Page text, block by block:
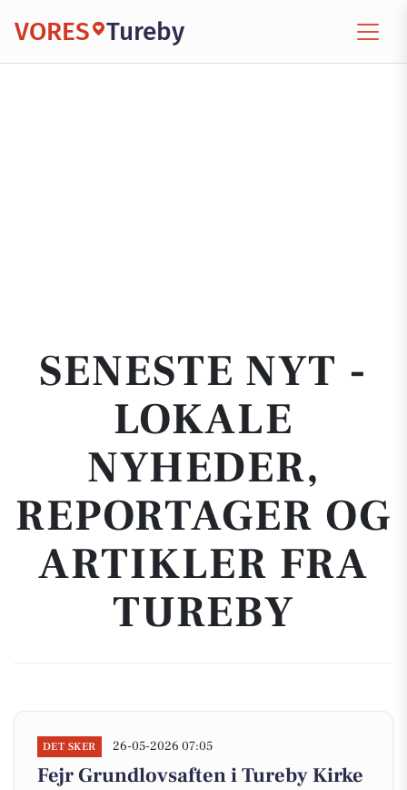
VORES Tureby
SENESTE NYT -
LOKALE
NYHEDER,
REPORTAGER OG
ARTIKLER FRA
TUREBY
DET SKER 26-05-2026 07:05
Fejr Grundlovsaften i Tureby Kirke